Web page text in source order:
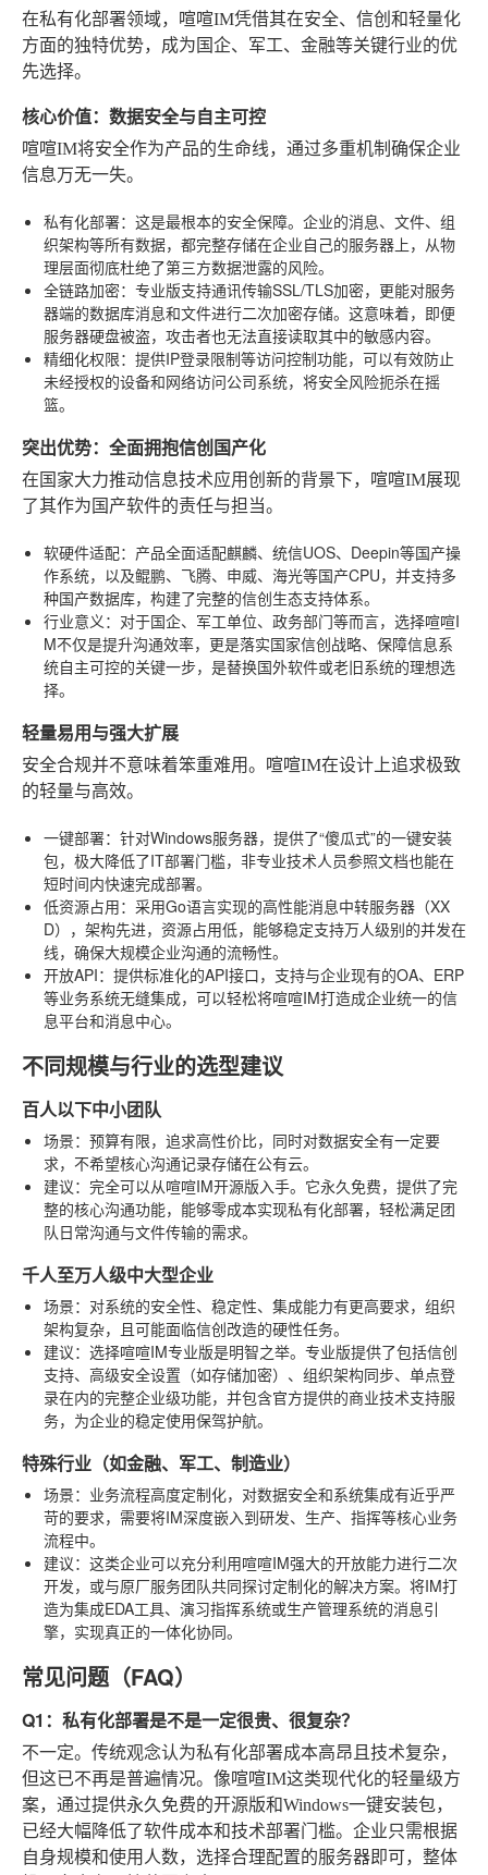
在私有化部署领域，喧喧IM凭借其在安全、信创和轻量化
方面的独特优势，成为国企、军工、金融等关键行业的优
先选择。
核心价值：数据安全与自主可控
喧喧IM将安全作为产品的生命线，通过多重机制确保企业
信息万无一失。
私有化部署：这是最根本的安全保障。企业的消息、文件、组
织架构等所有数据，都完整存储在企业自己的服务器上，从物
理层面彻底杜绝了第三方数据泄露的风险。
全链路加密：专业版支持通讯传输SSL/TLS加密，更能对服务
器端的数据库消息和文件进行二次加密存储。这意味着，即便
服务器硬盘被盗，攻击者也无法直接读取其中的敏感内容。
精细化权限：提供IP登录限制等访问控制功能，可以有效防止
未经授权的设备和网络访问公司系统，将安全风险扼杀在摇
篮。
突出优势：全面拥抱信创国产化
在国家大力推动信息技术应用创新的背景下，喧喧IM展现
了其作为国产软件的责任与担当。
软硬件适配：产品全面适配麒麟、统信UOS、Deepin等国产操
作系统，以及鲲鹏、飞腾、申威、海光等国产CPU，并支持多
种国产数据库，构建了完整的信创生态支持体系。
行业意义 ：对于国企、军工单位、政务部门等而言，选择喧喧I
M不仅是提升沟通效率，更是落实国家信创战略、保障信息系
统自主可控的关键一步，是替换国外软件或老旧系统的理想选
择。
轻量易用与强大扩展
安全合规并不意味着笨重难用。喧喧IM在设计上追求极致
的轻量与高效。
一键部署：针对Windows服务器，提供了“傻瓜式”的一键安装
包，极大降低了IT部署门槛，非专业技术人员参照文档也能在
短时间内快速完成部署。
低资源占用：采用Go语言实现的高性能消息中转服务器（XX
D），架构先进，资源占用低，能够稳定支持万人级别的并发在
线，确保大规模企业沟通的流畅性。
开放API：提供标准化的API接口，支持与企业现有的OA、ERP
等业务系统无缝集成，可以轻松将喧喧IM打造成企业统一的信
息平台和消息中心。
不同规模与行业的选型建议
百人以下中小团队
场景：预算有限，追求高性价比，同时对数据安全有一定要
求，不希望核心沟通记录存储在公有云。
建议：完全可以从喧喧IM开源版入手。它永久免费，提供了完
整的核心沟通功能，能够零成本实现私有化部署，轻松满足团
队日常沟通与文件传输的需求。
千人至万人级中大型企业
场景：对系统的安全性、稳定性、集成能力有更高要求，组织
架构复杂，且可能面临信创改造的硬性任务。
建议：选择喧喧IM专业版是明智之举。专业版提供了包括信创
支持、高级安全设置（如存储加密）、组织架构同步、单点登
录在内的完整企业级功能，并包含官方提供的商业技术支持服
务，为企业的稳定使用保驾护航。
特殊行业（如金融、军工、制造业）
场景：业务流程高度定制化，对数据安全和系统集成有近乎严
苛的要求，需要将IM深度嵌入到研发、生产、指挥等核心业务
流程中。
建议：这类企业可以充分利用喧喧IM强大的开放能力进行二次
开发，或与原厂服务团队共同探讨定制化的解决方案。将IM打
造为集成EDA工具、演习指挥系统或生产管理系统的消息引
擎，实现真正的一体化协同。
常见问题（FAQ）
Q1：私有化部署是不是一定很贵、很复杂？
不一定。传统观念认为私有化部署成本高昂且技术复杂，
但这已不再是普遍情况。像喧喧IM这类现代化的轻量级方
案，通过提供永久免费的开源版和Windows一键安装包，
已经大幅降低了软件成本和技术部署门槛。企业只需根据
自身规模和使用人数，选择合理配置的服务器即可，整体